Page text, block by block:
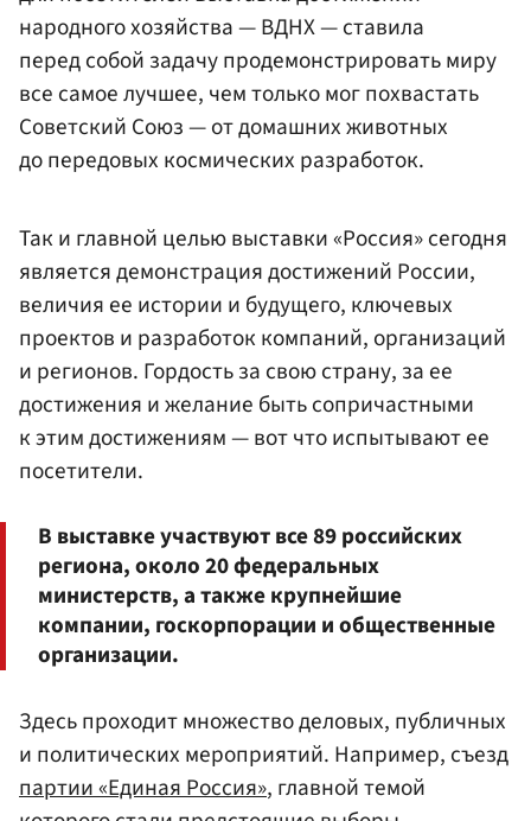
народного хозяйства — ВДНХ — ставила
перед собой задачу продемонстрировать миру
все самое лучшее, чем только мог похвастать
Советский Союз — от домашних животных
до передовых космических разработок.
Так и главной целью выставки «Россия» сегодня
является демонстрация достижений России,
величия ее истории и будущего, ключевых
проектов и разработок компаний, организаций
и регионов. Гордость за свою страну, за ее
достижения и желание быть сопричастными
к этим достижениям — вот что испытывают ее
посетители.
В выставке участвуют все 89 российских
региона, около 20 федеральных
министерств, а также крупнейшие
компании, госкорпорации и общественные
организации.
Здесь проходит множество деловых, публичных
и политических мероприятий. Например, съезд
партии «Единая Россия», главной темой